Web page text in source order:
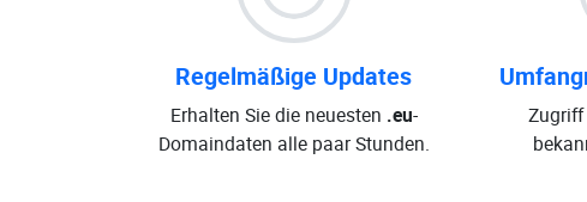
Regelmäßige Updates
Erhalten Sie die neuesten .eu-
Domaindaten alle paar Stunden.